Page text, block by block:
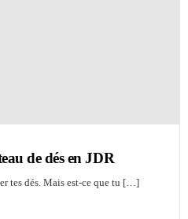
de dés en JDR
tes dés. Mais est-ce que tu […]